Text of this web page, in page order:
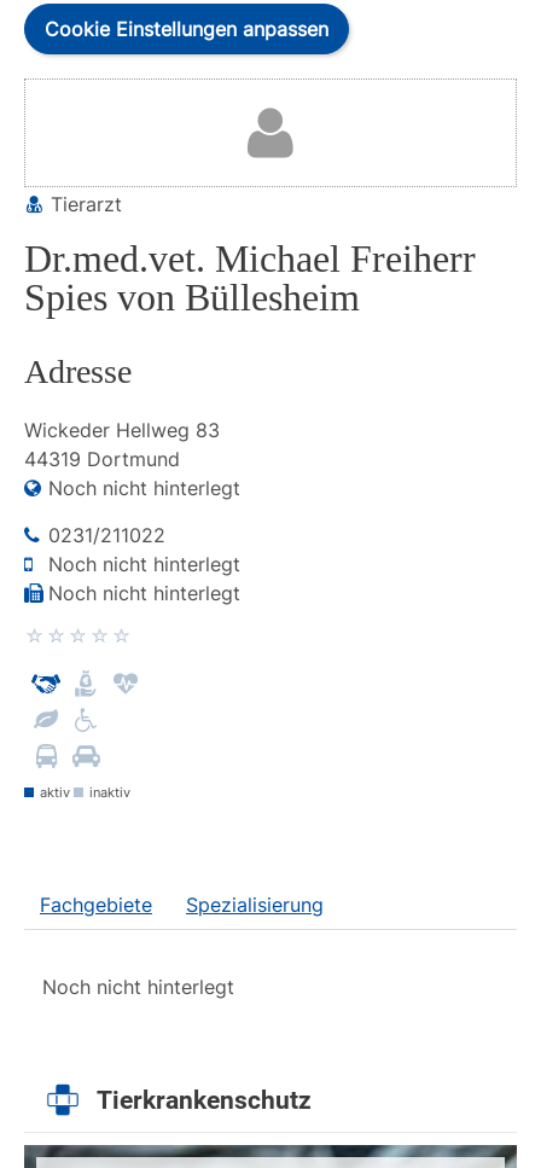
Cookie Einstellungen anpassen
Tierarzt
Dr.med.vet. Michael Freiherr
Spies von Büllesheim
Adresse
Wickeder Hellweg 83
44319 Dortmund
Noch nicht hinterlegt
0231/211022
Noch nicht hinterlegt
Noch nicht hinterlegt
aktiv inaktiv
Fachgebiete Spezialisierung
Noch nicht hinterlegt
Tierkrankenschutz